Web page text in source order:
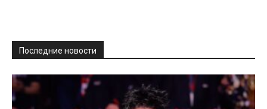
Последние новости